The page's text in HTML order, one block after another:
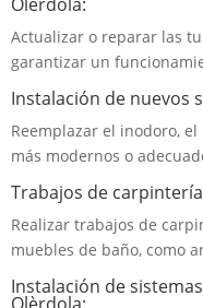
Actualizar o reparar las
garantizar un
Instalación de nuevos
Reemplazar el inodoro,
más modernos o
Trabajos de
Realizar trabajos de
muebles de baño, como
Instalación de
Olèrdola: